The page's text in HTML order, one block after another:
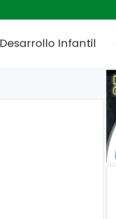
Desarrollo Infantil